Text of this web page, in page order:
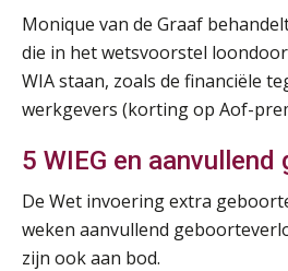
Monique van de Graaf
die in het wetsvoorstel
WIA staan, zoals de financiële
werkgevers (korting op Aof-
5 WIEG en
De Wet invoering extra
weken aanvullend
zijn ook aan bod.
20
AUG
Module
Markus Verbeek
24
Module
Markus Verbeek
24
AUG
MOCuitgevers